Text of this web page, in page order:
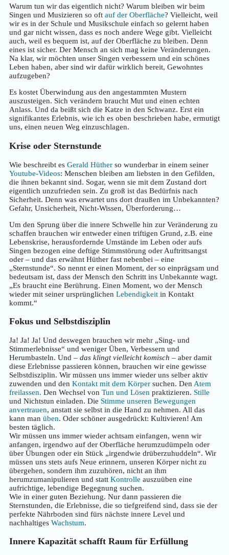
Warum tun wir das eigentlich nicht? Warum bleiben wir beim
Singen und Musizieren so oft auf der Oberfläche? Vielleicht, weil
wir es in der Schule und Musikschule einfach so gelernt haben
und gar nicht wissen, dass es noch andere Wege gibt. Vielleicht
auch, weil es bequem ist, auf der Oberfläche zu bleiben. Denn
eines ist sicher. Der Mensch an sich mag keine Veränderungen.
Na klar, wir möchten unser Singen verbessern und ein schönes
Leben haben, aber sind wir dafür wirklich bereit, Gewohntes
aufzugeben?
Es kostet Überwindung aus den angestammten Mustern
auszusteigen. Sich verändern braucht Mut und einen echten
Anlass. Und da beißt sich die Katze in den Schwanz. Erst ein
signifikantes Erlebnis, wie ich es oben beschrieben habe, ermutigt
uns, einen neuen Weg einzuschlagen.
Krise oder Sternstunde
Wie beschreibt es Gerald Hüther so wunderbar in einem seiner
Youtube-Videos: Menschen bleiben am liebsten in den Gefilden,
die ihnen bekannt sind. Sogar, wenn sie mit dem Zustand dort
eigentlich unzufrieden sein. Zu groß ist das Bedürfnis nach
Sicherheit. Denn was erwartet uns dort draußen im Unbekannten?
Gefahr, Unsicherheit, Nicht-Wissen, Überforderung…
Um den Sprung über die innere Schwelle hin zur Veränderung zu
schaffen brauchen wir entweder einen triftigen Grund, z.B. eine
Lebenskrise, herausfordernde Umstände im Leben oder aufs
Singen bezogen eine deftige Stimmstörung oder Auftrittsangst
oder – und das erwähnt Hüther fast nebenbei – eine
„Sternstunde“. So nennt er einen Moment, der so einprägsam und
bedeutsam ist, dass der Mensch den Schritt ins Unbekannte wagt.
„Es braucht eine Berührung. Einen Moment, wo der Mensch
wieder mit seiner ursprünglichen Lebendigkeit in Kontakt
kommt.“
Fokus und Selbstdisziplin
Ja! Ja! Ja! Und deswegen brauchen wir mehr „Sing- und
Stimmerlebnisse“ und weniger Üben, Verbessern und
Herumbasteln. Und – das klingt vielleicht komisch – aber damit
diese Erlebnisse passieren können, brauchen wir eine gewisse
Selbstdisziplin. Wir müssen uns immer wieder uns selber aktiv
zuwenden und den Kontakt mit dem Körper suchen. Den Atem
freilassen. Den Wechsel von Tun und Lösen praktizieren. Stille
und Nichtstun einladen. Die Stimme unseren Bewegungen
anvertrauen, anstatt sie selbst in die Hand zu nehmen. All das
kann man üben. Oder schöner ausgedrückt: Kultivieren! Am
besten täglich.
Wir müssen uns immer wieder achtsam einfangen, wenn wir
anfangen, irgendwo auf der Oberfläche herumzudümpeln oder
über Übungen oder ein Stück „irgendwie drüberzuhuddeln“. Wir
müssen uns stets aufs Neue erinnern, unseren Körper nicht zu
übergehen, sondern ihm zuzuhören, nicht an ihm
herumzumanipulieren und statt Kontrolle auszuüben eine
aufrichtige, lebendige Begegnung suchen.
Wie in einer guten Beziehung. Nur dann passieren die
Sternstunden, die Erlebnisse, die so tiefgreifend sind, dass sie der
perfekte Nährboden sind fürs nächste innere Level und
nachhaltiges Wachstum.
Innere Kapazität schafft Raum für Erfüllung